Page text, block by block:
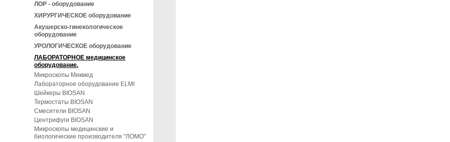
ЛОР - оборудование
ХИРУРГИЧЕСКОЕ оборудование
Акушерско-гинекологическое
оборудование
УРОЛОГИЧЕСКОЕ оборудование
ЛАБОРАТОРНОЕ медицинское
оборудование.
Микроскопы Микмед
Лабораторное оборудование ELMI
Шейкеры BIOSAN
Термостаты BIOSAN
Смесители BIOSAN
Центрифуги BIOSAN
Микроскопы медицинские и
биологические производителя "ЛОМО"